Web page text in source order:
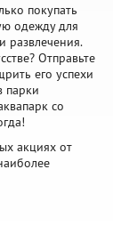
покупать
одежду для
развлечения.
Отправьте
его успехи
парки
со
акциях от